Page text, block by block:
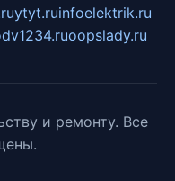
ytyt.ruinfoelektrik.ru
oopslady.ru
и ремонту. Все